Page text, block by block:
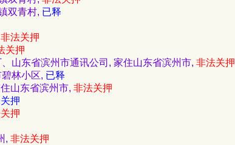
双青村, 已释
非法关押
关押
山东省滨州市通讯公司, 家住山东省滨州市, 非法关押
林小区, 已释
山东省滨州市, 非法关押
押
押
, 非法关押